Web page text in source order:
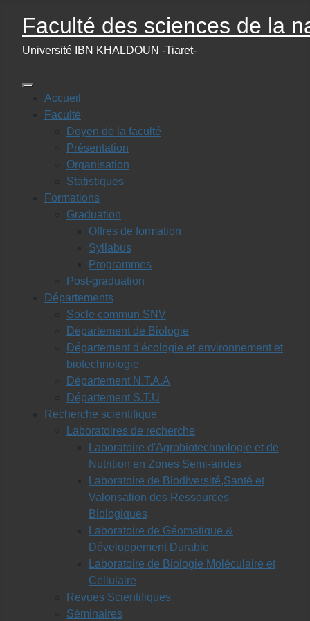
Faculté des sciences de la
Université IBN KHALDOUN -Tiaret-
Accueil
Faculté
Doyen de la faculté
Présentation
Organisation
Statistiques
Formations
Graduation
Offres de formation
Syllabus
Programmes
Post-graduation
Départements
Socle commun SNV
Département de Biologie
Département d'écologie et environnement et
biotechnologie
Département N.T.A.A
Département S.T.U
Recherche scientifique
Laboratoires de recherche
Laboratoire d'Agrobiotechnologie et de
Nutrition en Zones Semi-arides
Laboratoire de Biodiversité,Santé et
Valorisation des Ressources
Biologiques
Laboratoire de Géomatique &
Développement Durable
Laboratoire de Biologie Moléculaire et
Cellulaire
Revues Scientifiques
Séminaires